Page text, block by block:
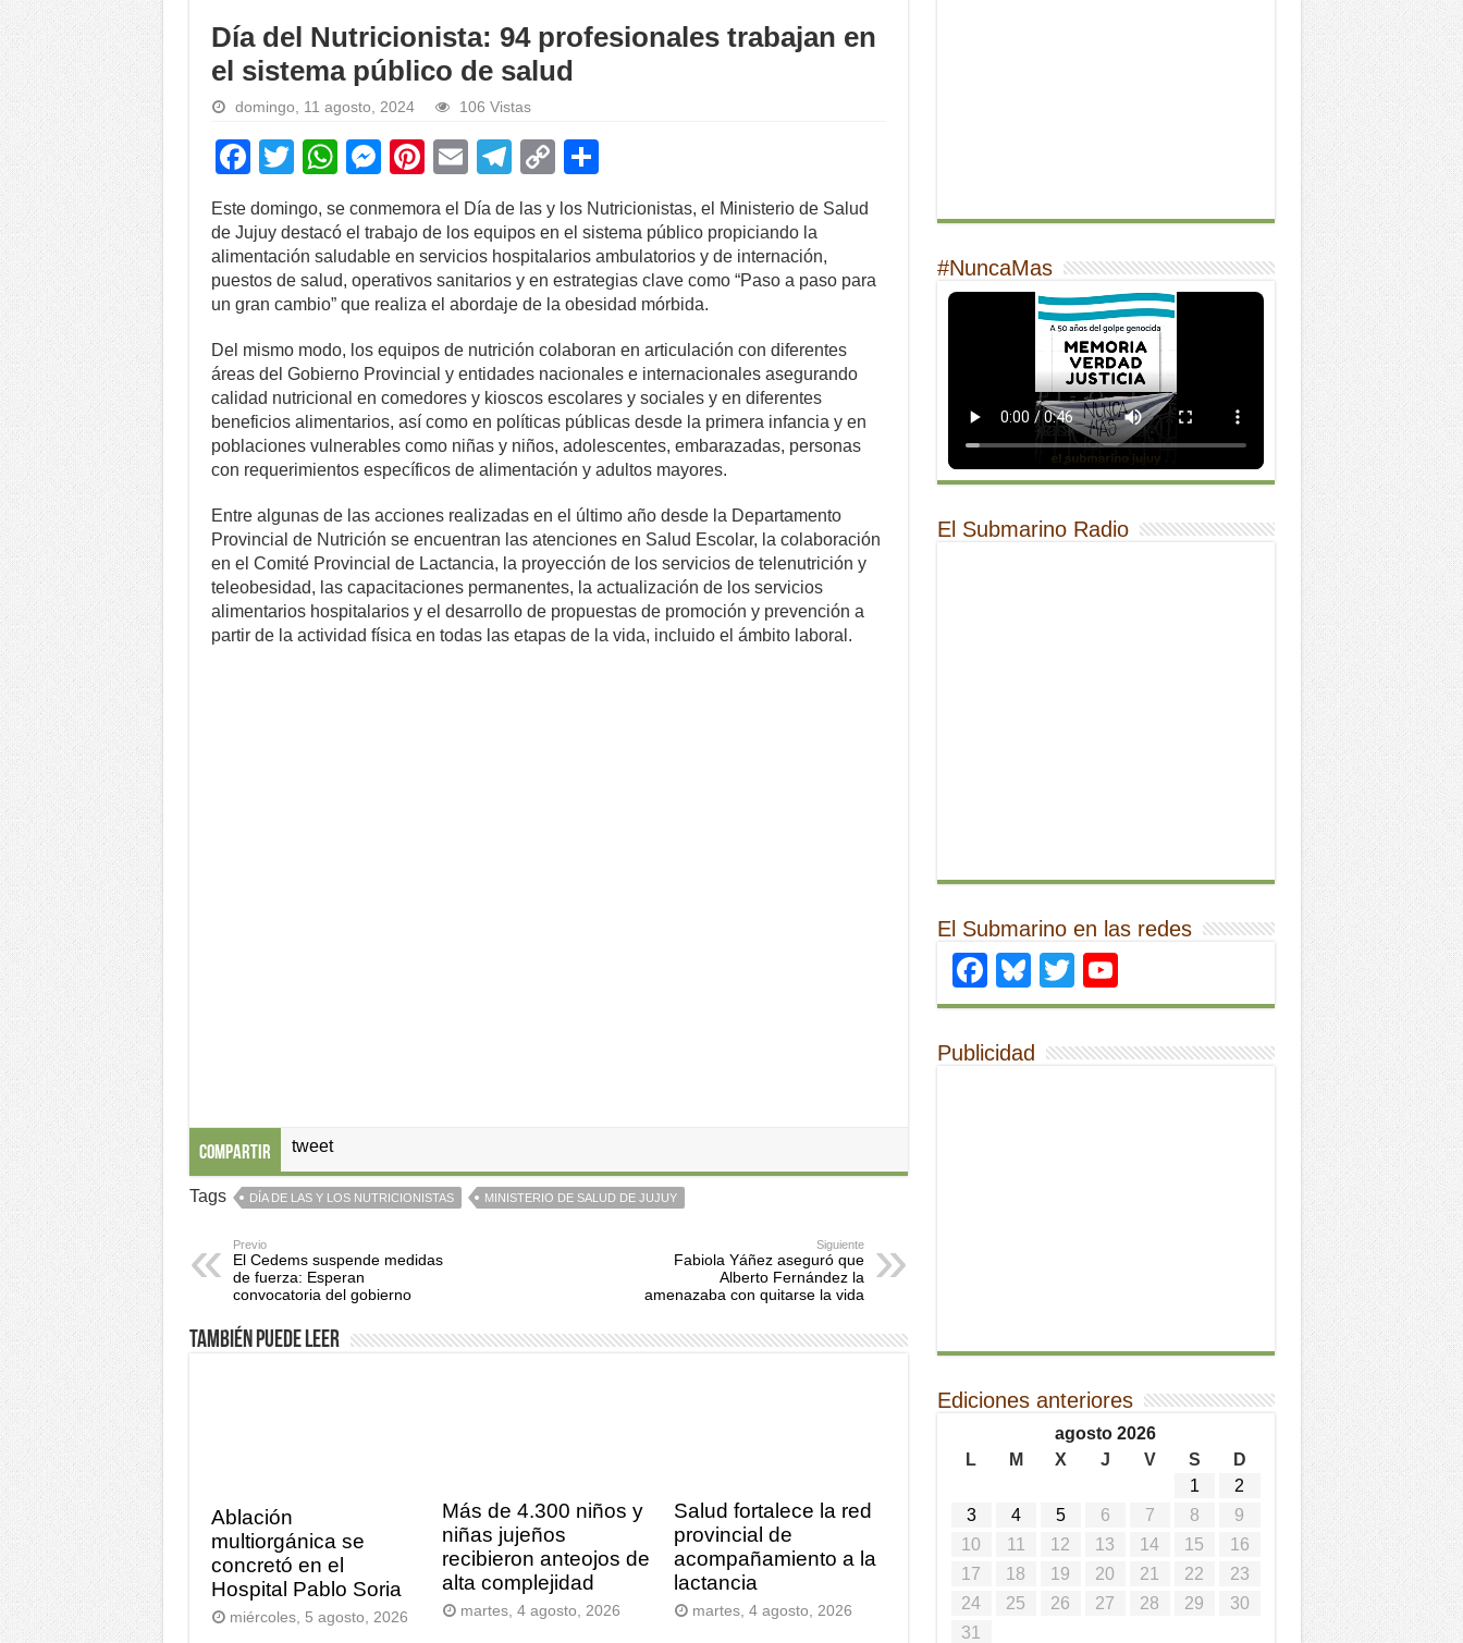
Día del Nutricionista: 94 profesionales trabajan en
el sistema público de salud
domingo, 11 agosto, 2024 106 Vistas
F
a
c
e
b
o
k
T
tt
er
W
at
s
A
p
M
ss
e
n
er
Pi
er
e
st
E
m
ail
T
el
e
gr
a
m
C
o
p
y
Li
k
h
ar
e
Este domingo, se conmemora el Día de las y los Nutricionistas, el Ministerio de Salud
de Jujuy destacó el trabajo de los equipos en el sistema público propiciando la
alimentación saludable en servicios hospitalarios ambulatorios y de internación,
puestos de salud, operativos sanitarios y en estrategias clave como “Paso a paso para
un gran cambio” que realiza el abordaje de la obesidad mórbida.
Del mismo modo, los equipos de nutrición colaboran en articulación con diferentes
áreas del Gobierno Provincial y entidades nacionales e internacionales asegurando
calidad nutricional en comedores y kioscos escolares y sociales y en diferentes
beneficios alimentarios, así como en políticas públicas desde la primera infancia y en
poblaciones vulnerables como niñas y niños, adolescentes, embarazadas, personas
con requerimientos específicos de alimentación y adultos mayores.
Entre algunas de las acciones realizadas en el último año desde la Departamento
Provincial de Nutrición se encuentran las atenciones en Salud Escolar, la colaboración
en el Comité Provincial de Lactancia, la proyección de los servicios de telenutrición y
teleobesidad, las capacitaciones permanentes, la actualización de los servicios
alimentarios hospitalarios y el desarrollo de propuestas de promoción y prevención a
partir de la actividad física en todas las etapas de la vida, incluido el ámbito laboral.
Compartir tweet
Tags DÍA DE LAS Y LOS NUTRICIONISTAS MINISTERIO DE SALUD DE JUJUY
Previo
El Cedems suspende medidas
de fuerza: Esperan
convocatoria del gobierno
Siguiente
Fabiola Yáñez aseguró que
Alberto Fernández la
amenazaba con quitarse la vida
También puede leer
Ablación
multiorgánica se
concretó en el
Hospital Pablo Soria
miércoles, 5 agosto, 2026
Más de 4.300 niños y
niñas jujeños
recibieron anteojos de
alta complejidad
martes, 4 agosto, 2026
Salud fortalece la red
provincial de
acompañamiento a la
lactancia
martes, 4 agosto, 2026
#NuncaMas
El Submarino Radio
El Submarino en las redes
Facebook
Bluesky
Twitter
Publicidad
Ediciones anteriores
agosto 2026
L
M X J V S
D
1
2
3
4 5 6 7 8
9
10
11 12 13 14 15
16
17
18 19 20 21 22
23
24
25 26 27 28 29
30
31